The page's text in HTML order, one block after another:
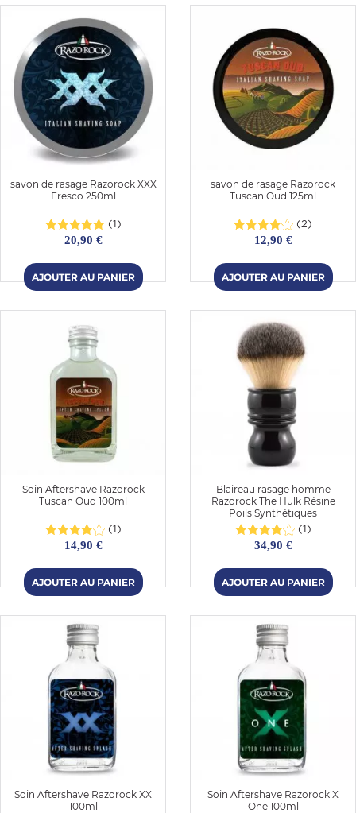
savon de rasage Razorock XXX
Fresco 250ml
(1)
20,90 €
savon de rasage Razorock
Tuscan Oud 125ml
(2)
12,90 €
Soin Aftershave Razorock
Tuscan Oud 100ml
(1)
14,90 €
Blaireau rasage homme
Razorock The Hulk Résine
Poils Synthétiques
(1)
34,90 €
Soin Aftershave Razorock XX
100ml
Soin Aftershave Razorock X
One 100ml